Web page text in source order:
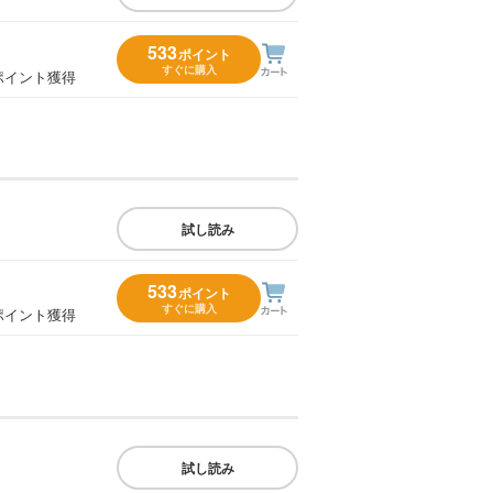
イント獲得
533ポイント
すぐに購入
試し読み
イント獲得
533ポイント
すぐに購入
試し読み